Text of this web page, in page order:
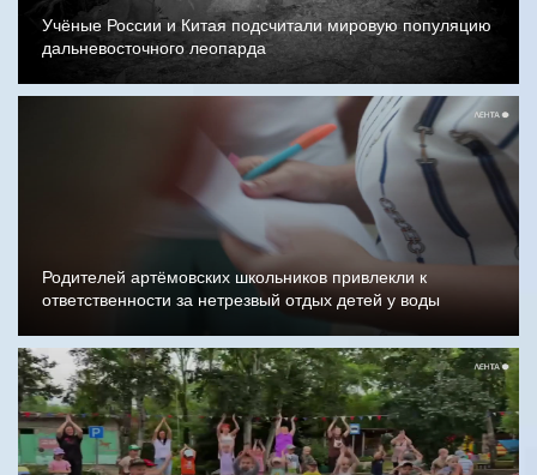
Учёные России и Китая подсчитали мировую популяцию
дальневосточного леопарда
Родителей артёмовских школьников привлекли к
ответственности за нетрезвый отдых детей у воды